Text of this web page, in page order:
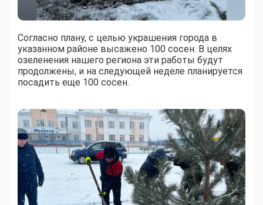
Согласно плану, с целью украшения города в
указанном районе высажено 100 сосен. В целях
озеленения нашего региона эти работы будут
продолжены, и на следующей неделе планируется
посадить еще 100 сосен.